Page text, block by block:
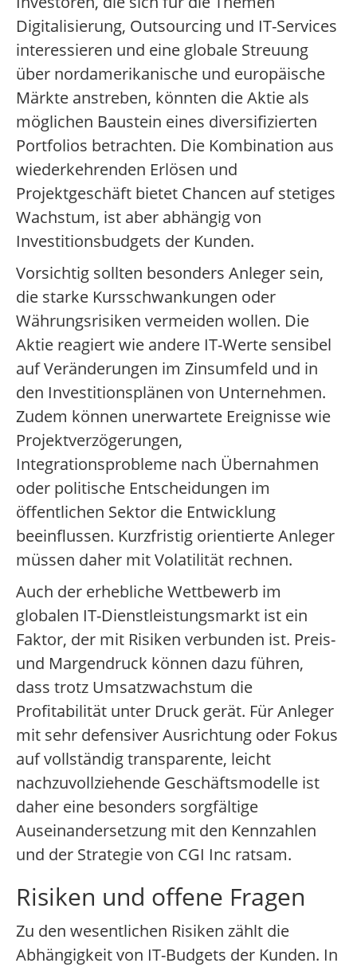
Digitalisierung, Outsourcing und IT-Services
interessieren und eine globale Streuung
über nordamerikanische und europäische
Märkte anstreben, könnten die Aktie als
möglichen Baustein eines diversifizierten
Portfolios betrachten. Die Kombination aus
wiederkehrenden Erlösen und
Projektgeschäft bietet Chancen auf stetiges
Wachstum, ist aber abhängig von
Investitionsbudgets der Kunden.
Vorsichtig sollten besonders Anleger sein,
die starke Kursschwankungen oder
Währungsrisiken vermeiden wollen. Die
Aktie reagiert wie andere IT-Werte sensibel
auf Veränderungen im Zinsumfeld und in
den Investitionsplänen von Unternehmen.
Zudem können unerwartete Ereignisse wie
Projektverzögerungen,
Integrationsprobleme nach Übernahmen
oder politische Entscheidungen im
öffentlichen Sektor die Entwicklung
beeinflussen. Kurzfristig orientierte Anleger
müssen daher mit Volatilität rechnen.
Auch der erhebliche Wettbewerb im
globalen IT-Dienstleistungsmarkt ist ein
Faktor, der mit Risiken verbunden ist. Preis-
und Margendruck können dazu führen,
dass trotz Umsatzwachstum die
Profitabilität unter Druck gerät. Für Anleger
mit sehr defensiver Ausrichtung oder Fokus
auf vollständig transparente, leicht
nachzuvollziehende Geschäftsmodelle ist
daher eine besonders sorgfältige
Auseinandersetzung mit den Kennzahlen
und der Strategie von CGI Inc ratsam.
Risiken und offene Fragen
Zu den wesentlichen Risiken zählt die
Abhängigkeit von IT-Budgets der Kunden. In